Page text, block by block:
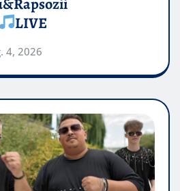
LIVE
4, 2026